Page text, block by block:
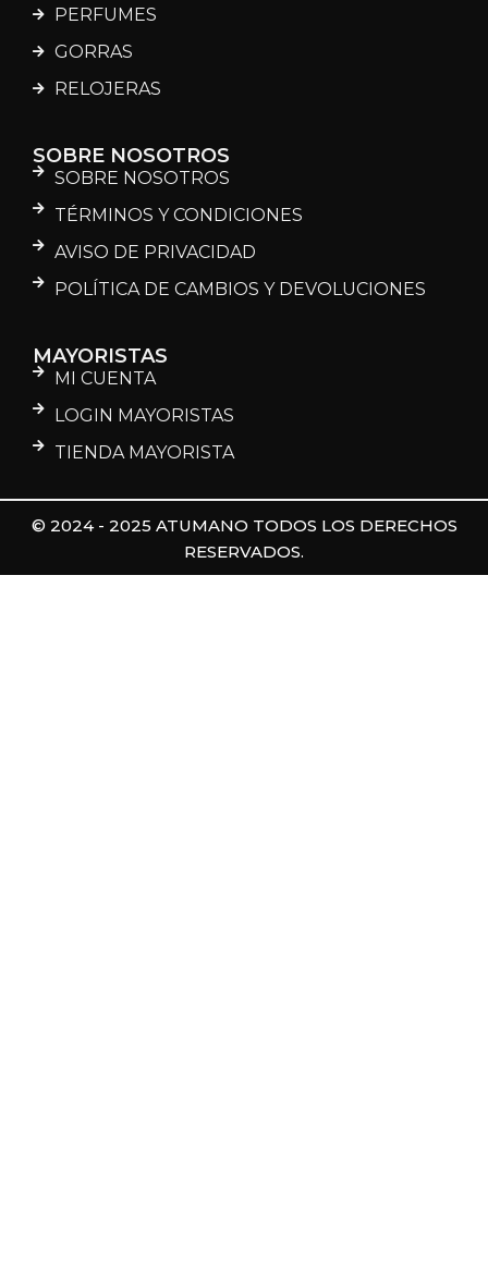
PERFUMES
GORRAS
RELOJERAS
SOBRE NOSOTROS
SOBRE NOSOTROS
TÉRMINOS Y CONDICIONES
AVISO DE PRIVACIDAD
POLÍTICA DE CAMBIOS Y DEVOLUCIONES
MAYORISTAS
MI CUENTA
LOGIN MAYORISTAS
TIENDA MAYORISTA
© 2024 - 2025 ATUMANO TODOS LOS DERECHOS
RESERVADOS.